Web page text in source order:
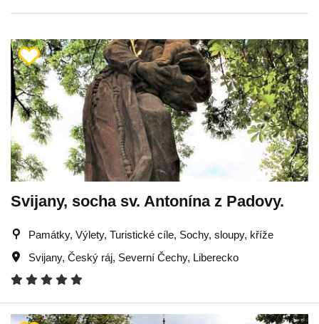
Svijany, socha sv. Antonína z Padovy.
Památky, Výlety, Turistické cíle, Sochy, sloupy, kříže
Svijany, Český ráj, Severní Čechy, Liberecko